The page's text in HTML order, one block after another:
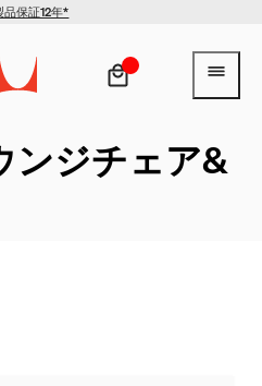
品保証12年*
ストを入力してください。
プン
ンジチェア&